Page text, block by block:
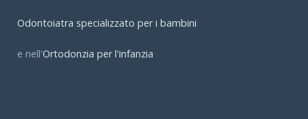
Odontoiatra specializzato per i bambini
e nell'Ortodonzia per l'infanzia